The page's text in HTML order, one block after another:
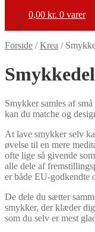
0,00 kr. 0 varer
Forside /Krea /
Smykker samles af
kan du matche og
At lave smykker selv
øvelse til en mere
ofte lige så givende
alle dele af
er både EU-godkendte
De dele du sætter
smykker, der klæder
som du selv er mest